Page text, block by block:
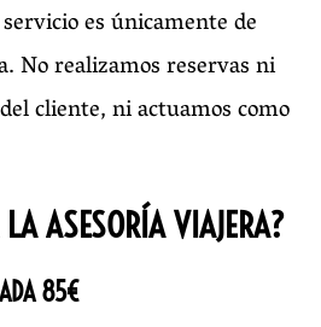
es únicamente de
No realizamos reservas ni
cliente, ni actuamos como
ASESORÍA VIAJERA?
85€